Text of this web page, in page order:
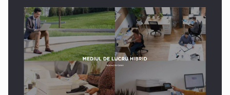
SYCLEF isi consolideaza prezenta in Romania printr-o a
doua…